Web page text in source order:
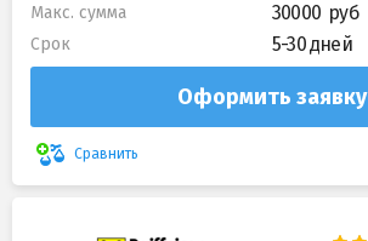
Макс. сумма 30000
Срок 5-30 дней
Оформить заявку
Сравнить